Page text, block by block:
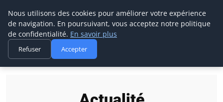
Prospection Pro
Accueil Actualité
Nous utilisons des cookies pour améliorer votre expérience
de navigation. En poursuivant, vous acceptez notre politique
de confidentialité. En savoir plus
Refuser Accepter